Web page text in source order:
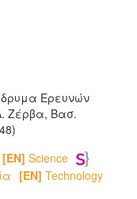
Ερευνών
Ζέρβα, Bασ.
[EN] Science
[EN] Technology